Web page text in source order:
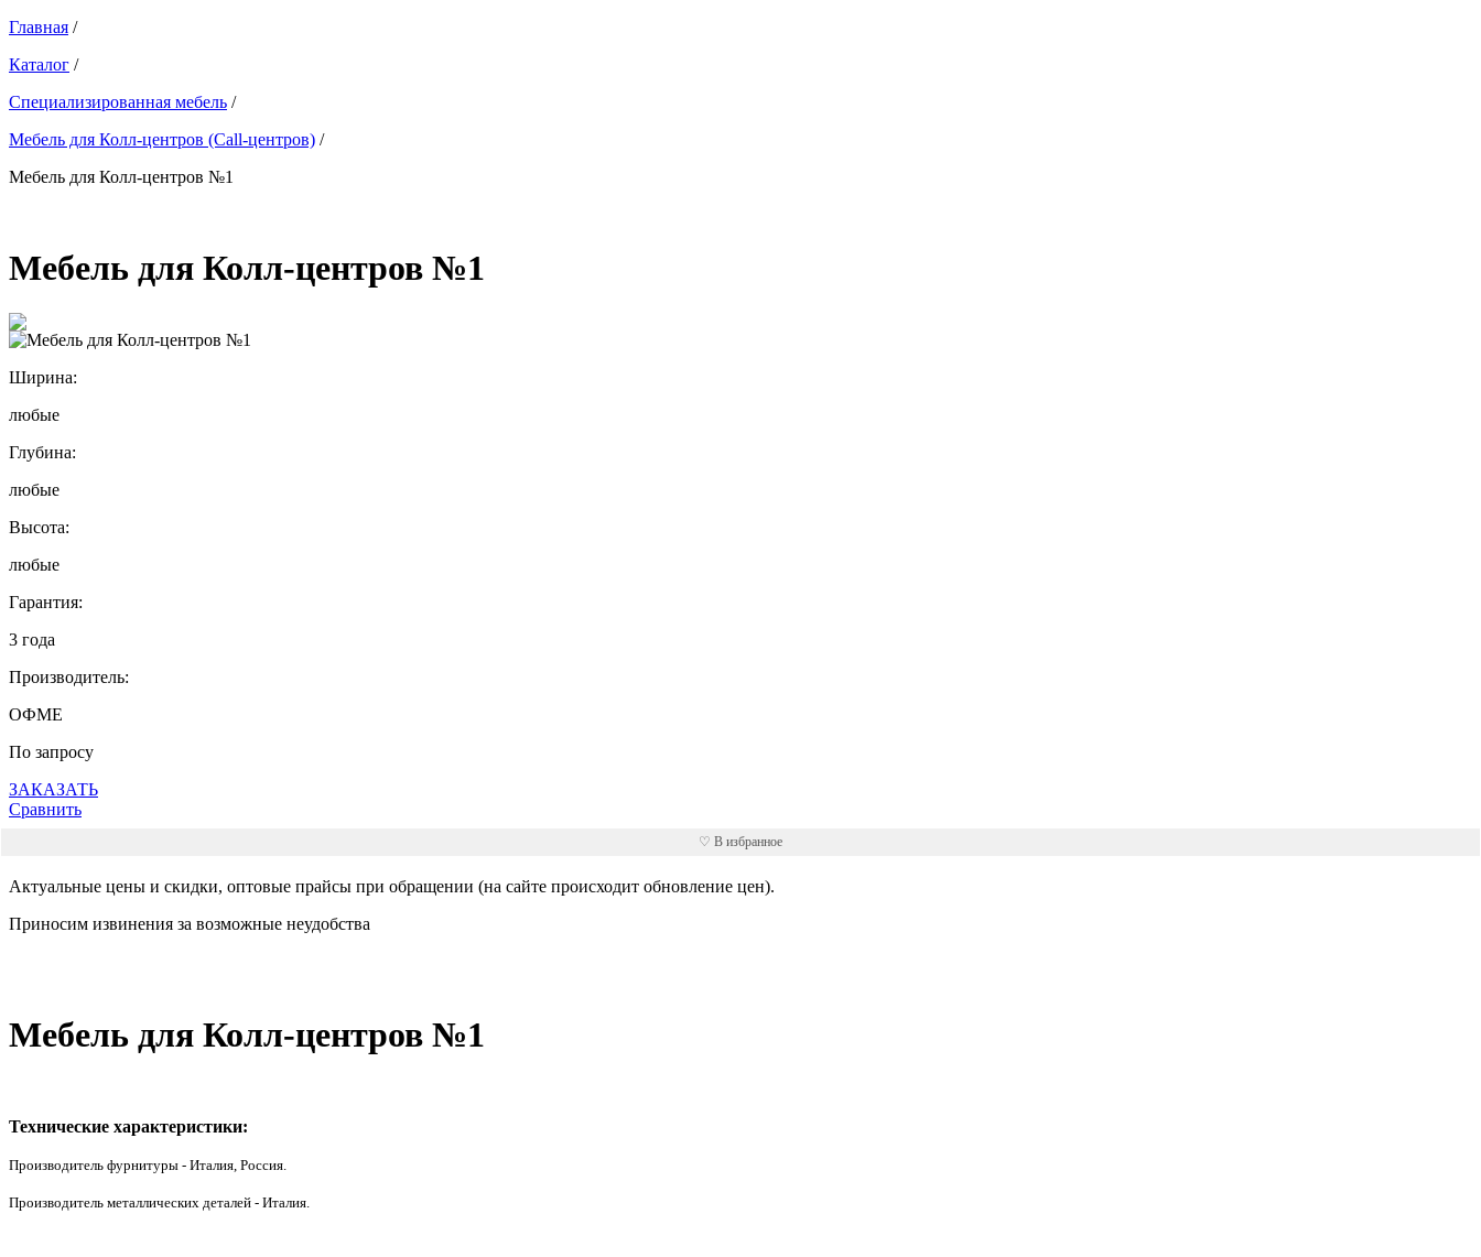
Главная /
Каталог /
Специализированная мебель /
Мебель для Колл-центров (Call-центров) /
Мебель для Колл-центров №1
Мебель для Колл-центров №1
Ширина:
любые
Глубина:
любые
Высота:
любые
Гарантия:
3 года
Производитель:
ОФМЕ
По запросу
ЗАКАЗАТЬ
Сравнить
♡ В избранное
Актуальные цены и скидки, оптовые прайсы при обращении (на сайте происходит обновление цен).
Приносим извинения за возможные неудобства
Мебель для Колл-центров №1
Технические характеристики:
Производитель фурнитуры - Италия, Россия.
Производитель металлических деталей - Италия.